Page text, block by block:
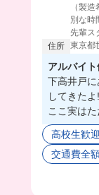
（製
別な時
先輩ス
住所 東京都
アルバイ
下高井戸
してきたよ
ここ実は
チョコレー
だった〜
商品の種
シェフは
高校生歓迎
交通費全